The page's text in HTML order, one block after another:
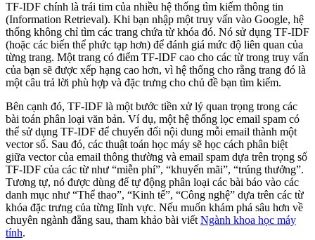
TF-IDF chính là trái tim của nhiều hệ thống tìm kiếm thông tin
(Information Retrieval). Khi bạn nhập một truy vấn vào Google, hệ
thống không chỉ tìm các trang chứa từ khóa đó. Nó sử dụng TF-IDF
(hoặc các biến thể phức tạp hơn) để đánh giá mức độ liên quan của
từng trang. Một trang có điểm TF-IDF cao cho các từ trong truy vấn
của bạn sẽ được xếp hạng cao hơn, vì hệ thống cho rằng trang đó là
một câu trả lời phù hợp và đặc trưng cho chủ đề bạn tìm kiếm.
Bên cạnh đó, TF-IDF là một bước tiền xử lý quan trọng trong các
bài toán phân loại văn bản. Ví dụ, một hệ thống lọc email spam có
thể sử dụng TF-IDF để chuyển đổi nội dung mỗi email thành một
vector số. Sau đó, các thuật toán học máy sẽ học cách phân biệt
giữa vector của email thông thường và email spam dựa trên trọng số
TF-IDF của các từ như “miễn phí”, “khuyến mãi”, “trúng thưởng”.
Tương tự, nó được dùng để tự động phân loại các bài báo vào các
danh mục như “Thể thao”, “Kinh tế”, “Công nghệ” dựa trên các từ
khóa đặc trưng của từng lĩnh vực. Nếu muốn khám phá sâu hơn về
chuyên ngành đằng sau, tham khảo bài viết Ngành khoa học máy
tính.